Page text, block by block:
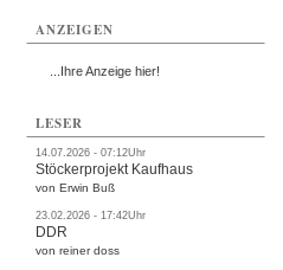
ANZEIGEN
...Ihre Anzeige hier!
LESER
14.07.2026 - 07:12Uhr
Stöckerprojekt Kaufhaus
von Erwin Buß
23.02.2026 - 17:42Uhr
DDR
von reiner doss